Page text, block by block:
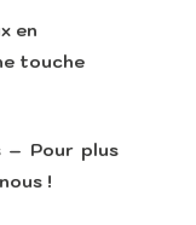
en
touche
– Pour plus
!